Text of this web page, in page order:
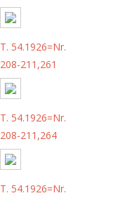
T. 54.1926=Nr.
208-211,261
T. 54.1926=Nr.
208-211,264
T. 54.1926=Nr.